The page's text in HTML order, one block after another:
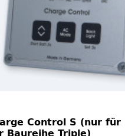
Control S (nur
Baureihe Triple)